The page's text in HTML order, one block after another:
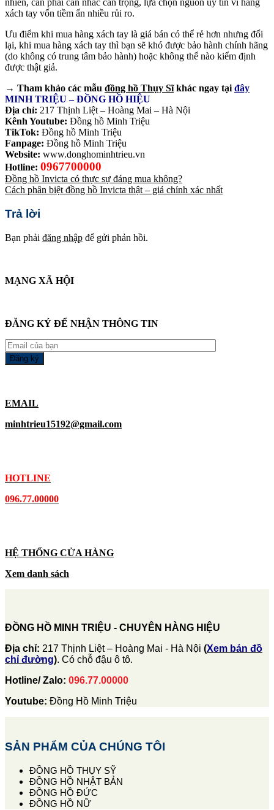
nhiên, cần phải cân nhắc cẩn trọng, lựa chọn nguồn uy tín vì hàng
xách tay vốn tiềm ẩn nhiều rủi ro.
Ưu điểm khi mua hàng xách tay là giá bán có thể rẻ hơn nhưng đổi
lại, khi mua hàng xách tay thì bạn sẽ khó được bảo hành chính hãng
(do không có trung tâm bảo hành) hoặc không thể nào kiểm định
được thật giả.
→ Tham khảo các mẫu đồng hồ Thụy Sĩkhác ngay tại đây
MINH TRIỆU – ĐỒNG HỒ HIỆU
Địa chỉ: 217 Thịnh Liệt – Hoàng Mai – Hà Nội
Kênh Youtube: Đồng hồ Minh Triệu
TikTok: Đồng hồ Minh Triệu
Fanpage: Đồng hồ Minh Triệu
Website: www.donghominhtrieu.vn
Hotline: 0967700000
Đồng hồ Invicta có thực sự đáng mua không?
Cách phân biệt đồng hồ Invicta thật – giả chính xác nhất
Trả lời
Bạn phải đăng nhập để gửi phản hồi.
MẠNG XÃ HỘI
ĐĂNG KÝ ĐỂ NHẬN THÔNG TIN
EMAIL
minhtrieu15192@gmail.com
HOTLINE
096.77.00000
HỆ THỐNG CỬA HÀNG
Xem danh sách
ĐỒNG HỒ MINH TRIỆU - CHUYÊN HÀNG HIỆU
Địa chỉ: 217 Thịnh Liệt – Hoàng Mai - Hà Nội (Xem bản đồ
chỉ đường). Có chỗ đậu ô tô.
Hotline/ Zalo: 096.77.00000
Youtube: Đồng Hồ Minh Triệu
SẢN PHẨM CỦA CHÚNG TÔI
ĐỒNG HỒ THỤY SỸ
ĐỒNG HỒ NHẬT BẢN
ĐỒNG HỒ ĐỨC
ĐỒNG HỒ NỮ